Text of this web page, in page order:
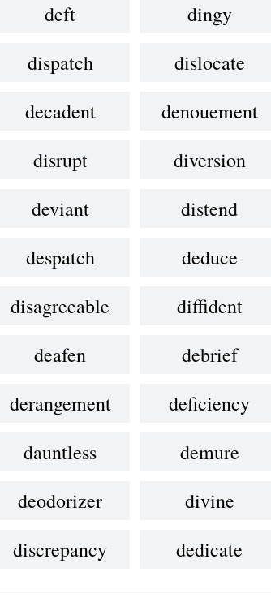
deft
dingy
dispatch
dislocate
decadent
denouement
disrupt
diversion
deviant
distend
despatch
deduce
disagreeable
diffident
deafen
debrief
derangement
deficiency
dauntless
demure
deodorizer
divine
discrepancy
dedicate